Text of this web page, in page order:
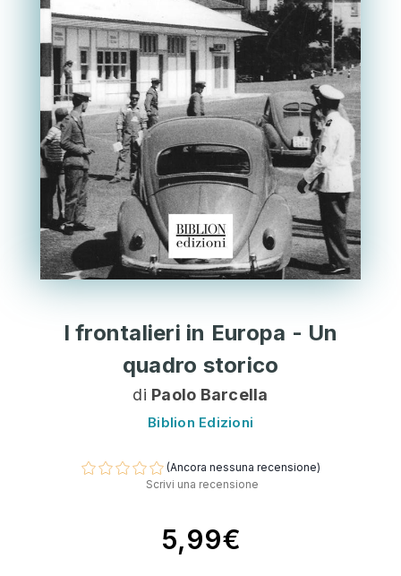
I frontalieri in Europa - Un
quadro storico
di Paolo Barcella
Biblion Edizioni
(Ancora nessuna recensione)
Scrivi una recensione
5,99€